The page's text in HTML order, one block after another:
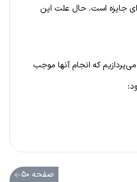
جایزه است. حال علت این
که انجام آنها موجب
صفحه ۵۰